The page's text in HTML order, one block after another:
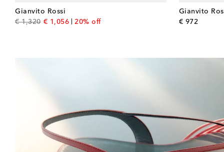
Gianvito Rossi
€ 1,320original price
€ 1,056discount price
20% off
Gianvito
€ 972